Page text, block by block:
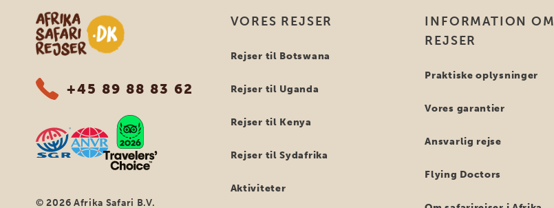
Safari-rejser i Afrika
+45 89 88 83 62
© 2026 Afrika Safari B.V.
VORES REJSER
Rejser til Botswana
Rejser til Uganda
Rejser til Kenya
Rejser til Sydafrika
Aktiviteter
INFORMATION OM
REJSER
Praktiske oplysninger
Vores garantier
Ansvarlig rejse
Flying Doctors